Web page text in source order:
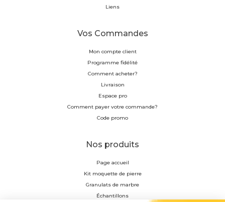
Liens
Vos Commandes
Mon compte client
Programme fidélité
Comment acheter?
Livraison
Espace pro
Comment payer votre commande?
Code promo
Nos produits
Page accueil
Kit moquette de pierre
Granulats de marbre
Échantillons